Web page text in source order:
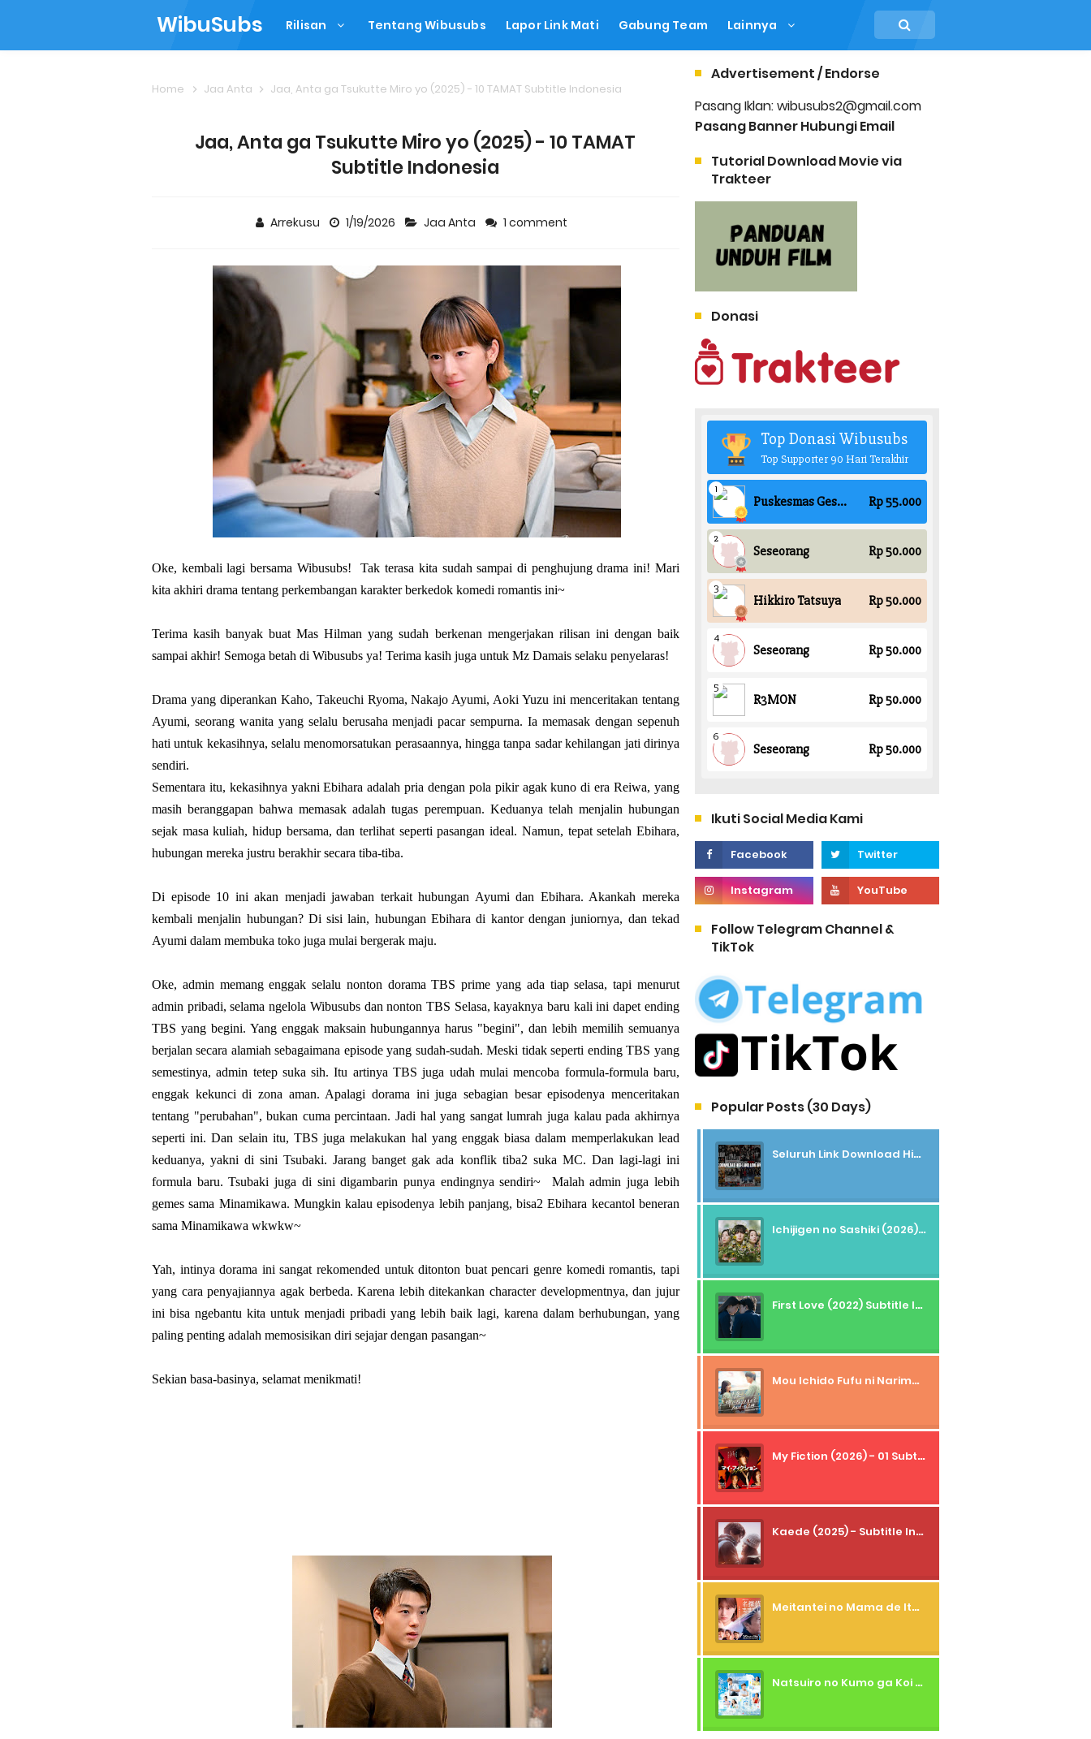
WibuSubs Rilisan Tentang Wibusubs Lapor Link Mati Gabung Team Lainnya
Home Jaa Anta Jaa, Anta ga Tsukutte Miro yo (2025) - 10 TAMAT Subtitle Indonesia
Jaa, Anta ga Tsukutte Miro yo (2025) - 10 TAMAT
Subtitle Indonesia
Arrekusu 1/19/2026 Jaa Anta 1 comment
Oke, kembali lagi bersama Wibusubs! Tak terasa kita sudah sampai di penghujung drama ini! Mari
kita akhiri drama tentang perkembangan karakter berkedok komedi romantis ini~
Terima kasih banyak buat Mas Hilman yang sudah berkenan mengerjakan rilisan ini dengan baik
sampai akhir! Semoga betah di Wibusubs ya! Terima kasih juga untuk Mz Damais selaku penyelaras!
Drama yang diperankan Kaho, Takeuchi Ryoma, Nakajo Ayumi, Aoki Yuzu ini menceritakan tentang
Ayumi, seorang wanita yang selalu berusaha menjadi pacar sempurna. Ia memasak dengan sepenuh
hati untuk kekasihnya, selalu menomorsatukan perasaannya, hingga tanpa sadar kehilangan jati dirinya
sendiri.
Sementara itu, kekasihnya yakni Ebihara adalah pria dengan pola pikir agak kuno di era Reiwa, yang
masih beranggapan bahwa memasak adalah tugas perempuan. Keduanya telah menjalin hubungan
sejak masa kuliah, hidup bersama, dan terlihat seperti pasangan ideal. Namun, tepat setelah Ebihara,
hubungan mereka justru berakhir secara tiba-tiba.
Di episode 10 ini akan menjadi jawaban terkait hubungan Ayumi dan Ebihara. Akankah mereka
kembali menjalin hubungan? Di sisi lain, hubungan Ebihara di kantor dengan juniornya, dan tekad
Ayumi dalam membuka toko juga mulai bergerak maju.
Oke, admin memang enggak selalu nonton dorama TBS prime yang ada tiap selasa, tapi menurut
admin pribadi, selama ngelola Wibusubs dan nonton TBS Selasa, kayaknya baru kali ini dapet ending
TBS yang begini. Yang enggak maksain hubungannya harus "begini", dan lebih memilih semuanya
berjalan secara alamiah sebagaimana episode yang sudah-sudah. Meski tidak seperti ending TBS yang
semestinya, admin tetep suka sih. Itu artinya TBS juga udah mulai mencoba formula-formula baru,
enggak kekunci di zona aman. Apalagi dorama ini juga sebagian besar episodenya menceritakan
tentang "perubahan", bukan cuma percintaan. Jadi hal yang sangat lumrah juga kalau pada akhirnya
seperti ini. Dan selain itu, TBS juga melakukan hal yang enggak biasa dalam memperlakukan lead
keduanya, yakni di sini Tsubaki. Jarang banget gak ada konflik tiba2 suka MC. Dan lagi-lagi ini
formula baru. Tsubaki juga di sini digambarin punya endingnya sendiri~ Malah admin juga lebih
gemes sama Minamikawa. Mungkin kalau episodenya lebih panjang, bisa2 Ebihara kecantol beneran
sama Minamikawa wkwkw~
Yah, intinya dorama ini sangat rekomended untuk ditonton buat pencari genre komedi romantis, tapi
yang cara penyajiannya agak berbeda. Karena lebih ditekankan character developmentnya, dan jujur
ini bisa ngebantu kita untuk menjadi pribadi yang lebih baik lagi, karena dalam berhubungan, yang
paling penting adalah memosisikan diri sejajar dengan pasangan~
Sekian basa-basinya, selamat menikmati!
Advertisement / Endorse
Pasang Iklan: wibusubs2@gmail.com
Pasang Banner Hubungi Email
Tutorial Download Movie via
Trakteer
Donasi
Ikuti Social Media Kami
Follow Telegram Channel &
TikTok
Popular Posts (30 Days)
Seluruh Link Download High And Low Subtitle Indonesia
Ichijigen no Sashiki (2026) - 01 Subtitle Indonesia
First Love (2022) Subtitle Indonesia + Tanpa Iklan + Streaming + 1080p
Mou Ichido Fufu ni Narimasu ka? (2026) - 01 Subtitle Indonesia
My Fiction (2026) - 01 Subtitle Indonesia
Kaede (2025) - Subtitle Indonesia
Meitantei no Mama de Ite (2026) - 01 Subtitle Indonesia
Natsuiro no Kumo ga Koi to Arashi wo Makiokosu (2026) - 01 Subtitle Indonesia